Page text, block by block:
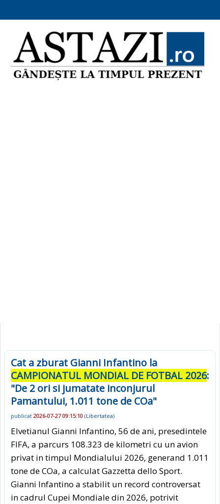
Cat a zburat Gianni Infantino la
CAMPIONATUL MONDIAL DE FOTBAL 2026:
"De 2 ori si jumatate inconjurul
Pamantului, 1.011 tone de COa"
publicat 2026-07-27 09:15:10 (Libertatea)
Elvetianul Gianni Infantino, 56 de ani, presedintele
FIFA, a parcurs 108.323 de kilometri cu un avion
privat in timpul Mondialului 2026, generand 1.011
tone de COa, a calculat Gazzetta dello Sport.
Gianni Infantino a stabilit un record controversat
in cadrul Cupei Mondiale din 2026, potrivit